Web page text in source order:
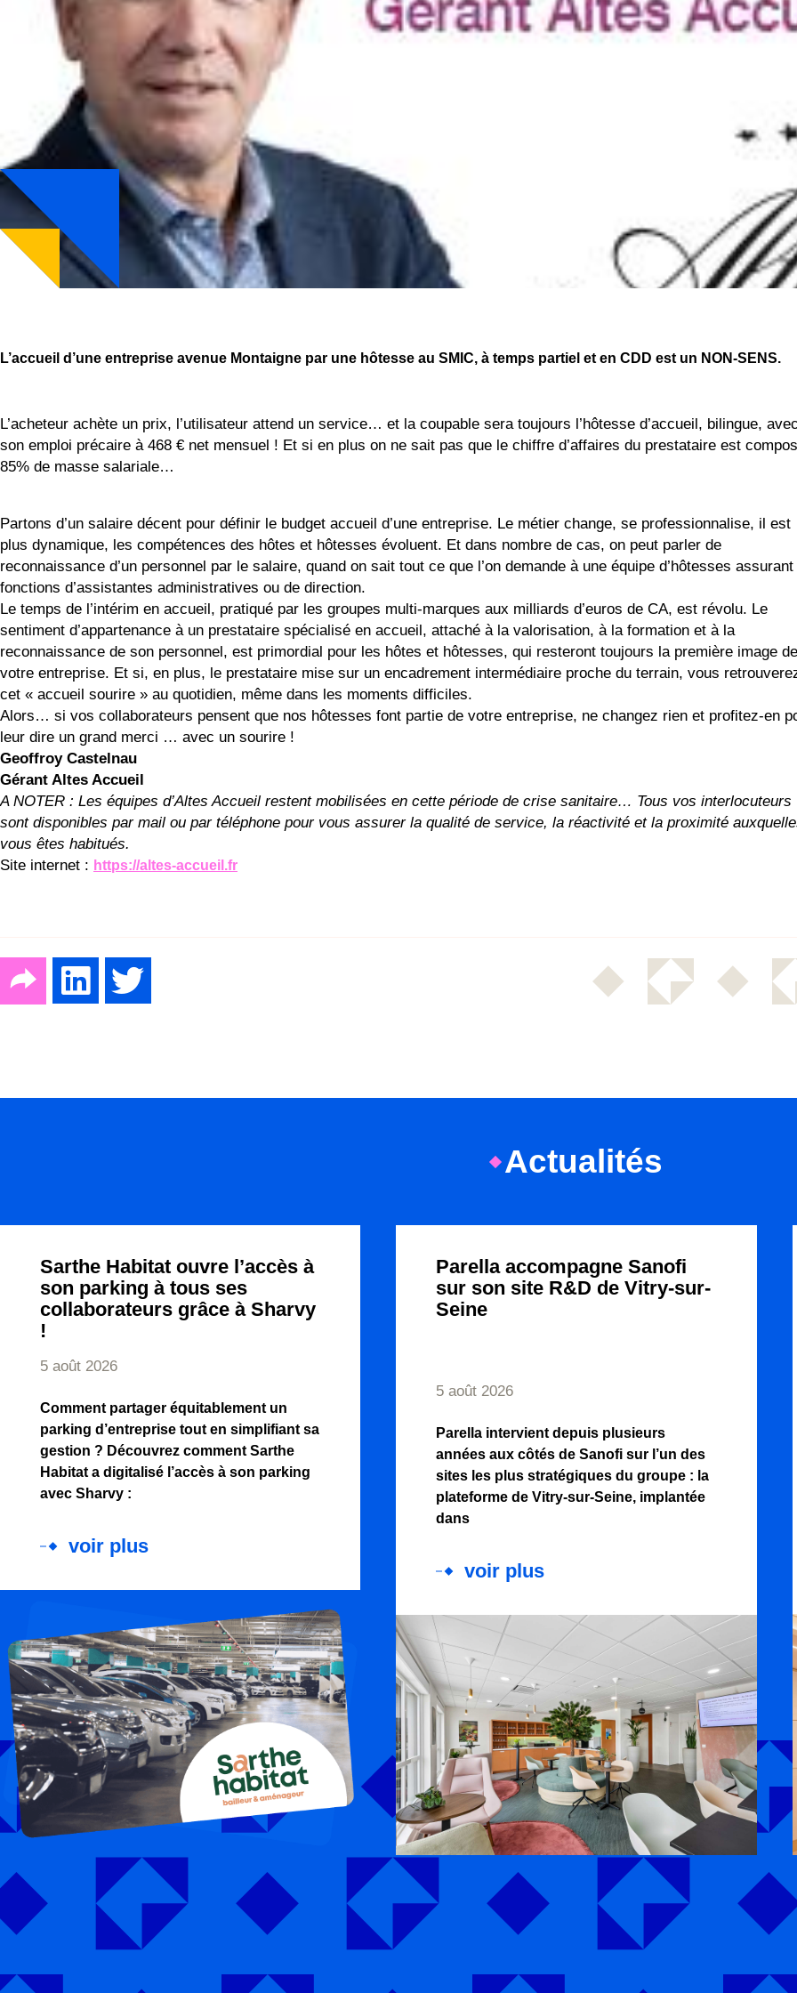
L’accueil d’une entreprise avenue Montaigne par une hôtesse au SMIC, à temps partiel et en CDD est un NON-SENS.
L’acheteur achète un prix, l’utilisateur attend un service… et la coupable sera toujours l’hôtesse d’accueil, bilingue,
son emploi précaire à 468 € net mensuel ! Et si en plus on ne sait pas que le chiffre d’affaires du prestataire est
85% de masse salariale…
Partons d’un salaire décent pour définir le budget accueil d’une entreprise. Le métier change, se professionnalise, il est
plus dynamique, les compétences des hôtes et hôtesses évoluent. Et dans nombre de cas, on peut parler de
reconnaissance d’un personnel par le salaire, quand on sait tout ce que l’on demande à une équipe d’hôtesses
fonctions d’assistantes administratives ou de direction.
Le temps de l’intérim en accueil, pratiqué par les groupes multi-marques aux milliards d’euros de CA, est révolu. Le
sentiment d’appartenance à un prestataire spécialisé en accueil, attaché à la valorisation, à la formation et à la
reconnaissance de son personnel, est primordial pour les hôtes et hôtesses, qui resteront toujours la première image de
votre entreprise. Et si, en plus, le prestataire mise sur un encadrement intermédiaire proche du terrain, vous
cet « accueil sourire » au quotidien, même dans les moments difficiles.
Alors… si vos collaborateurs pensent que nos hôtesses font partie de votre entreprise, ne changez rien et profitez-en
leur dire un grand merci … avec un sourire !
Geoffroy Castelnau
Gérant Altes Accueil
A NOTER : Les équipes d’Altes Accueil restent mobilisées en cette période de crise sanitaire… Tous vos interlocuteurs
sont disponibles par mail ou par téléphone pour vous assurer la qualité de service, la réactivité et la proximité
vous êtes habitués.
Site internet : https://altes-accueil.fr
Actualités
Sarthe Habitat ouvre l’accès à
son parking à tous ses
collaborateurs grâce à Sharvy
!
5 août 2026
Comment partager équitablement un
parking d’entreprise tout en simplifiant sa
gestion ? Découvrez comment Sarthe
Habitat a digitalisé l’accès à son parking
avec Sharvy :
voir plus
Parella accompagne Sanofi
sur son site R&D de Vitry-sur-
Seine
5 août 2026
Parella intervient depuis plusieurs
années aux côtés de Sanofi sur l’un des
sites les plus stratégiques du groupe : la
plateforme de Vitry-sur-Seine, implantée
dans
voir plus